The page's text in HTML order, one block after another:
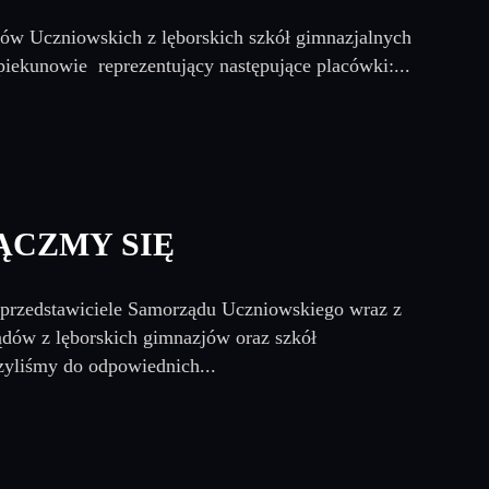
Uczniowskich z lęborskich szkół gimnazjalnych
reprezentujący następujące placówki:...
SIĘ
Samorządu Uczniowskiego wraz z
z lęborskich gimnazjów oraz szkół
do odpowiednich...